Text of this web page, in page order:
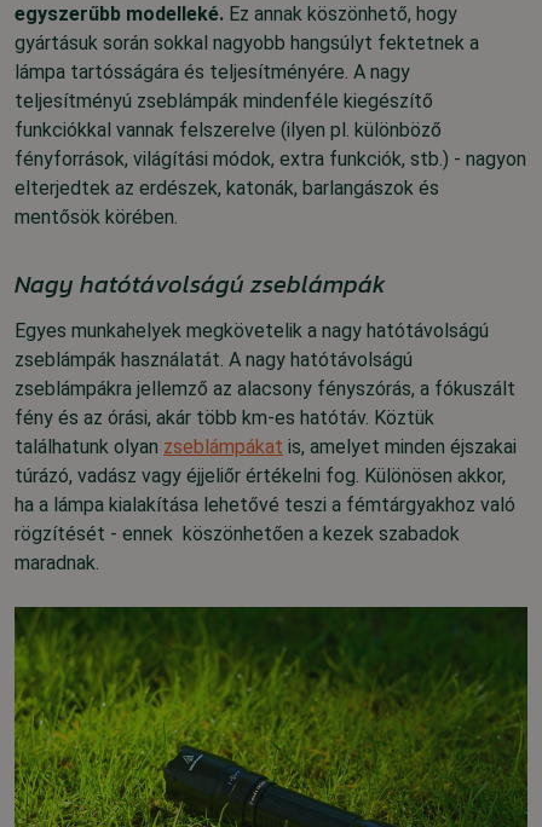
egyszerűbb modelleké. Ez annak köszönhető, hogy
gyártásuk során sokkal nagyobb hangsúlyt fektetnek a
lámpa tartósságára és teljesítményére. A nagy
teljesítményú zseblámpák mindenféle kiegészítő
funkciókkal vannak felszerelve (ilyen pl. különböző
fényforrások, világítási módok, extra funkciók, stb.) - nagyon
elterjedtek az erdészek, katonák, barlangászok és
mentősök körében.
Nagy hatótávolságú zseblámpák
Egyes munkahelyek megkövetelik a nagy hatótávolságú
zseblámpák használatát. A nagy hatótávolságú
zseblámpákra jellemző az alacsony fényszórás, a fókuszált
fény és az órási, akár több km-es hatótáv. Köztük
találhatunk olyan zseblámpákat is, amelyet minden éjszakai
túrázó, vadász vagy éjjeliőr értékelni fog. Különösen akkor,
ha a lámpa kialakítása lehetővé teszi a fémtárgyakhoz való
rögzítését - ennek köszönhetően a kezek szabadok
maradnak.